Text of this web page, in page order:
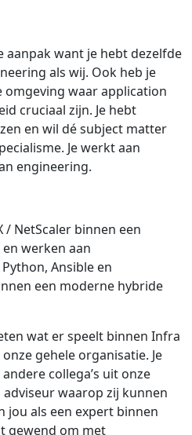
aanpak want je hebt dezelfde
als wij. Ook heb je
waar application
cruciaal zijn. Je hebt
en wil dé subject matter
Je werkt aan
engineering.
/ NetScaler binnen een
werken aan
Ansible en
een moderne hybride
wat er speelt binnen Infra
gehele organisatie. Je
collega’s uit onze
waarop zij kunnen
jou als een expert binnen
gewend om met